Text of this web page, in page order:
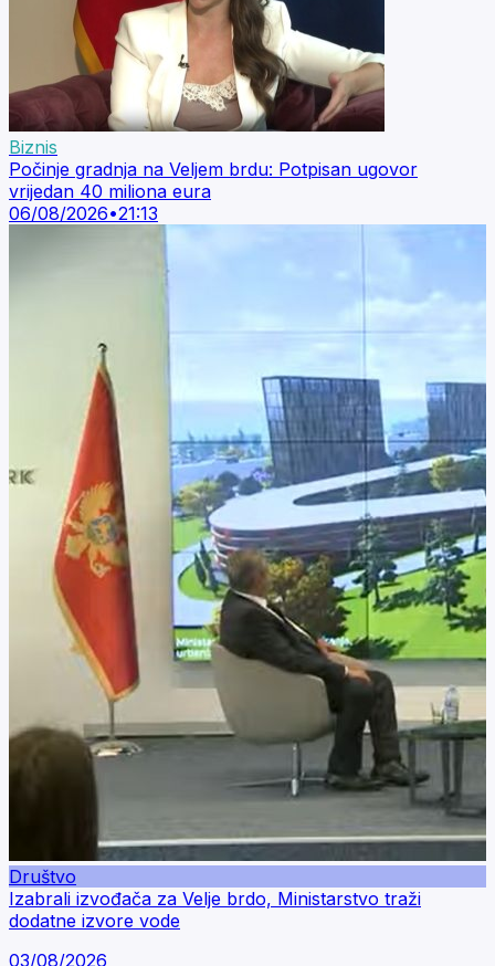
Biznis
Počinje gradnja na Veljem brdu: Potpisan ugovor
vrijedan 40 miliona eura
06/08/2026•21:13
Društvo
Izabrali izvođača za Velje brdo, Ministarstvo traži
dodatne izvore vode
03/08/2026